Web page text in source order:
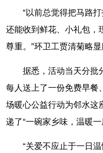
“以前总觉得把马路
还能收到鲜花、小礼包，
尊重。”环卫工贾清菊略显
据悉，活动当天分批
每人送上了一份免费早餐
场暖心公益行动为邻水这
递了“一碗家乡味，温暖一
“关爱不应止于一日